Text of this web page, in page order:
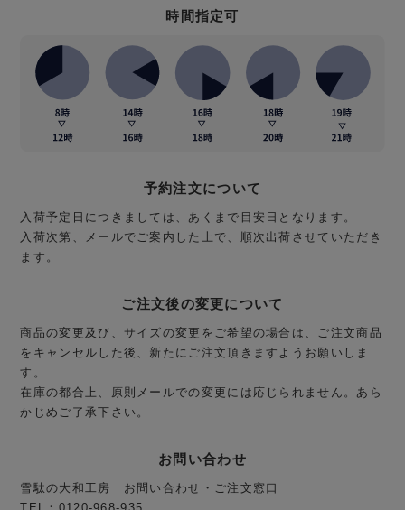
時間指定可
予約注文について
入荷予定日につきましては、あくまで目安日となります。
入荷次第、メールでご案内した上で、順次出荷させていただき
ます。
ご注文後の変更について
商品の変更及び、サイズの変更をご希望の場合は、ご注文商品
をキャンセルした後、新たにご注文頂きますようお願いしま
す。
在庫の都合上、原則メールでの変更には応じられません。あら
かじめご了承下さい。
お問い合わせ
雪駄の大和工房 お問い合わせ・ご注文窓口